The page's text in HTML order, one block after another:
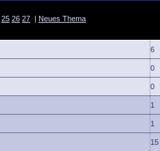
25 26 27 | Neues Thema
6
0
0
1
1
15